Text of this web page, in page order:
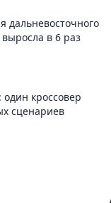
дальневосточного
в 6 раз
один кроссовер
сценариев